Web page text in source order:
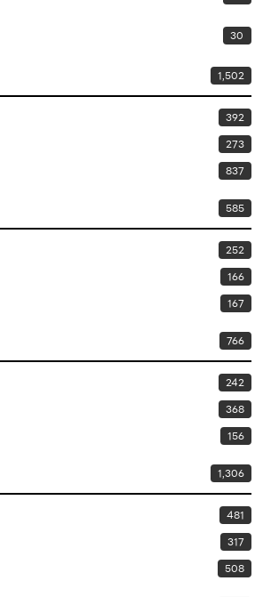
30
1,502
392
273
837
585
252
166
167
766
242
368
156
1,306
481
317
508